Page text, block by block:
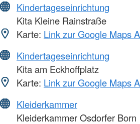
Kindertageseinrichtung
Kita Kleine Rainstraße
Karte: Link zur Google Maps
Kindertageseinrichtung
Kita am Eckhoffplatz
Karte: Link zur Google Maps
Kleiderkammer
Kleiderkammer Osdorfer Born